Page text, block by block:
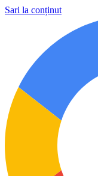
Sari la conținut